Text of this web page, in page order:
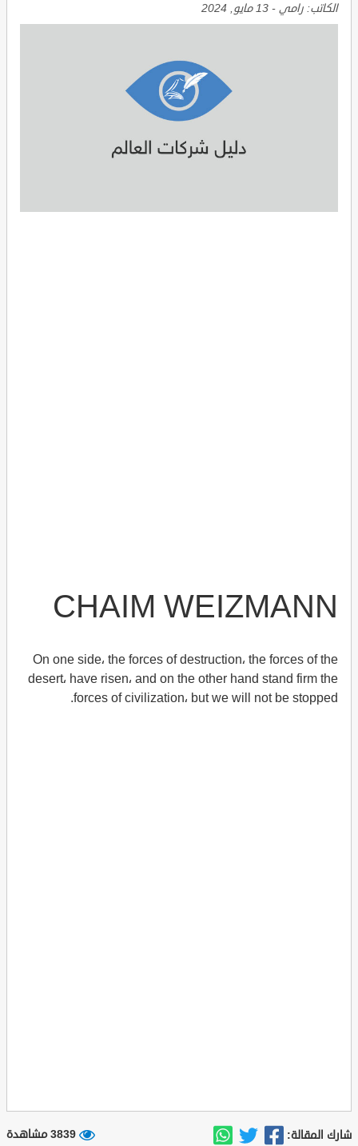
الكاتب: رامي - 13 مايو, 2024
CHAIM WEIZMANN
On one side، the forces of destruction، the forces of the
desert، have risen، and on the other hand stand firm the
forces of civilization، but we will not be stopped.
شارك المقالة: 3839 مشاهدة